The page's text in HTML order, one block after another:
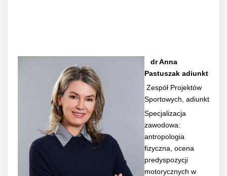
dr Anna
Pastuszak adiunkt
Zespół Projektów
Sportowych, adiunkt
Specjalizacja
zawodowa:
antropologia
fizyczna, ocena
predyspozycji
motorycznych w